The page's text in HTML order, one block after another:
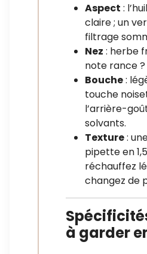
Aspect :
claire ; un
filtrage
Nez : herbe
note rance
Bouche:
touche
l’arrière-
solvants.
Texture:
pipette en
réchauffez
changez de
à garder